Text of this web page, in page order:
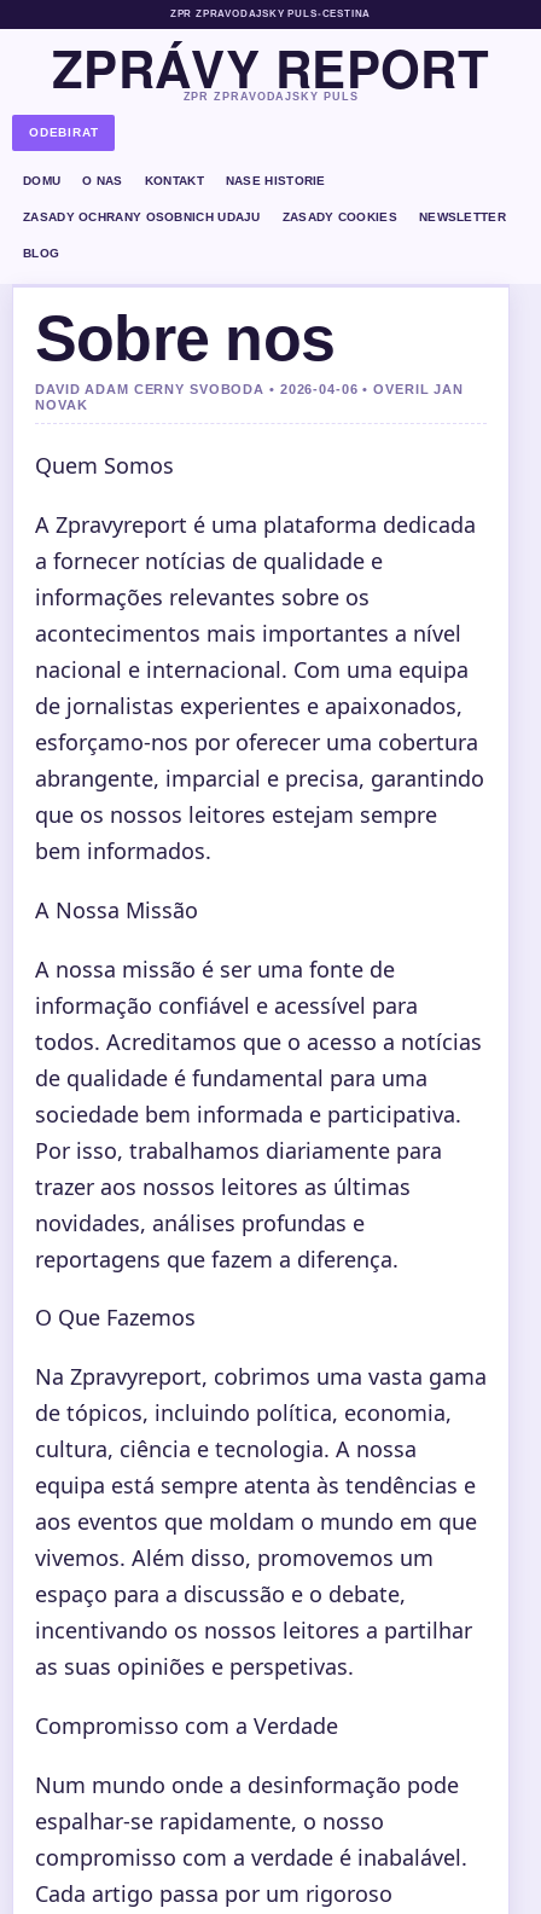
ZPR ZPRAVODAJSKY PULS•CESTINA
ZPRÁVY REPORT
ZPR ZPRAVODAJSKY PULS
ODEBIRAT
DOMU O NAS KONTAKT NASE HISTORIE
ZASADY OCHRANY OSOBNICH UDAJU ZASADY COOKIES NEWSLETTER
BLOG
Sobre nos
DAVID ADAM CERNY SVOBODA • 2026-04-06 • OVERIL JAN
NOVAK
Quem Somos
A Zpravyreport é uma plataforma dedicada
a fornecer notícias de qualidade e
informações relevantes sobre os
acontecimentos mais importantes a nível
nacional e internacional. Com uma equipa
de jornalistas experientes e apaixonados,
esforçamo-nos por oferecer uma cobertura
abrangente, imparcial e precisa, garantindo
que os nossos leitores estejam sempre
bem informados.
A Nossa Missão
A nossa missão é ser uma fonte de
informação confiável e acessível para
todos. Acreditamos que o acesso a notícias
de qualidade é fundamental para uma
sociedade bem informada e participativa.
Por isso, trabalhamos diariamente para
trazer aos nossos leitores as últimas
novidades, análises profundas e
reportagens que fazem a diferença.
O Que Fazemos
Na Zpravyreport, cobrimos uma vasta gama
de tópicos, incluindo política, economia,
cultura, ciência e tecnologia. A nossa
equipa está sempre atenta às tendências e
aos eventos que moldam o mundo em que
vivemos. Além disso, promovemos um
espaço para a discussão e o debate,
incentivando os nossos leitores a partilhar
as suas opiniões e perspetivas.
Compromisso com a Verdade
Num mundo onde a desinformação pode
espalhar-se rapidamente, o nosso
compromisso com a verdade é inabalável.
Cada artigo passa por um rigoroso